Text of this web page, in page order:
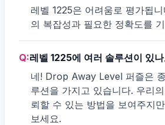
레벨 1225은 어려움로 평가됩
의 복잡성과 필요한 정확도를
Q:레벨 1225에 여러 솔루션이 있
네! Drop Away Level 퍼즐은
루션을 가지고 있습니다. 우리
뢰할 수 있는 방법을 보여주지
보세요.